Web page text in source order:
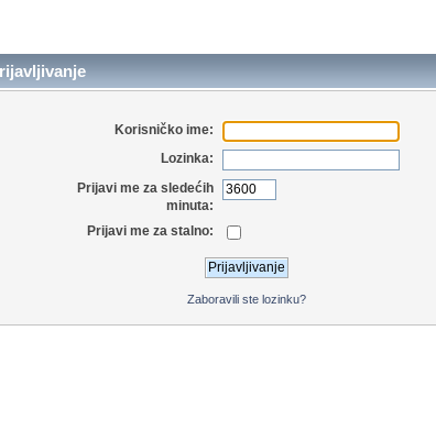
Korisničko ime:
Lozinka:
Prijavi me za sledećih
minuta:
Prijavi me za stalno:
Zaboravili ste lozinku?